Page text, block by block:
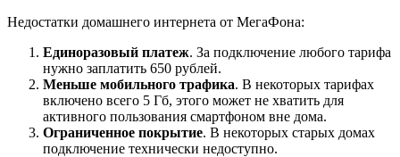
Недостатки домашнего интернета от МегаФона:
Единоразовый платеж. За подключение любого тарифа
нужно заплатить 650 рублей.
Меньше мобильного трафика. В некоторых тарифах
включено всего 5 Гб, этого может не хватить для
активного пользования смартфоном вне дома.
Ограниченное покрытие. В некоторых старых домах
подключение технически недоступно.